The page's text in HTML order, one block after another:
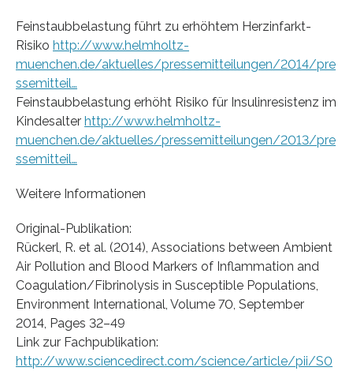
Feinstaubbelastung führt zu erhöhtem Herzinfarkt-
Risiko http://www.helmholtz-
muenchen.de/aktuelles/pressemitteilungen/2014/pre
ssemitteil…
Feinstaubbelastung erhöht Risiko für Insulinresistenz im
Kindesalter http://www.helmholtz-
muenchen.de/aktuelles/pressemitteilungen/2013/pre
ssemitteil…
Weitere Informationen
Original-Publikation:
Rückerl, R. et al. (2014), Associations between Ambient
Air Pollution and Blood Markers of Inflammation and
Coagulation/Fibrinolysis in Susceptible Populations,
Environment International, Volume 70, September
2014, Pages 32–49
Link zur Fachpublikation:
http://www.sciencedirect.com/science/article/pii/S0